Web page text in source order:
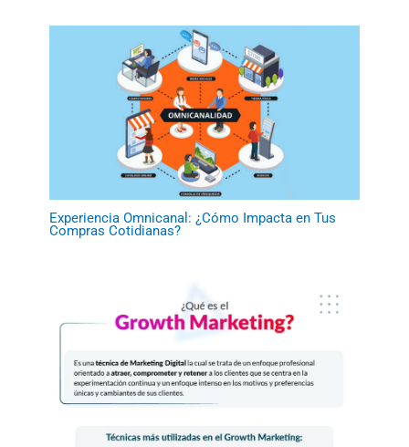
Experiencia Omnicanal: ¿Cómo Impacta en Tus
Compras Cotidianas?